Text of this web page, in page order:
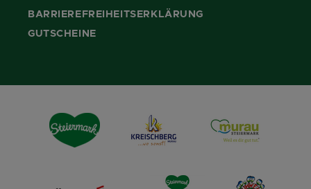
BARRIEREFREIHEITSERKLÄRUNG
GUTSCHEINE